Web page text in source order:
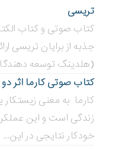
تریسی
جذبه از برایان تریسی
(هلدینگ توسعه
کتاب صوتی کارما اثر دو
کارما به معنی زیستکار
زندگی است و این
خودکار نتایجی در این...